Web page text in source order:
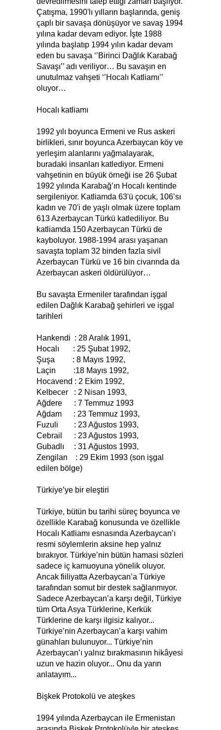
Çatışma, 1990'lı yılların başlarında, geniş
çaplı bir savaşa dönüşüyor ve savaş 1994
yılına kadar devam ediyor. İşte 1988
yılında başlatıp 1994 yılın kadar devam
eden bu savaşa ‘’Birinci Dağlık Karabağ
Savaşı’’ adı veriliyor… Bu savaşın en
unutulmaz vahşeti ‘’Hocalı Katliamı’’
oluyor…
Hocalı katliamı
1992 yılı boyunca Ermeni ve Rus askeri
birlikleri, sınır boyunca Azerbaycan köy ve
yerleşim alanlarını yağmalayarak,
buradaki insanları katlediyor. Ermeni
vahşetinin en büyük örneği ise 26 Şubat
1992 yılında Karabağ’ın Hocalı kentinde
sergileniyor. Katliamda 63'ü çocuk, 106’sı
kadın ve 70'i de yaşlı olmak üzere toplam
613 Azerbaycan Türkü katlediliyor. Bu
katliamda 150 Azerbaycan Türkü de
kayboluyor. 1988-1994 arası yaşanan
savaşta toplam 32 binden fazla sivil
Azerbaycan Türkü ve 16 bin civarında da
Azerbaycan askeri öldürülüyor…
Bu savaşta Ermeniler tarafından işgal
edilen Dağlık Karabağ şehirleri ve işgal
tarihleri
Hankendi : 28 Aralık 1991,
Hocalı : 25 Şubat 1992,
Şuşa : 8 Mayıs 1992,
Laçin :18 Mayıs 1992,
Hocavend : 2 Ekim 1992,
Kelbecer : 2 Nisan 1993,
Ağdere : 7 Temmuz 1993
Ağdam : 23 Temmuz 1993,
Fuzuli : 23 Ağustos 1993,
Cebrail : 23 Ağustos 1993,
Gubadlı : 31 Ağustos 1993,
Zengilan : 29 Ekim 1993 (son işgal
edilen bölge)
Türkiye’ye bir eleştiri
Türkiye, bütün bu tarihi süreç boyunca ve
özellikle Karabağ konusunda ve özellikle
Hocalı Katliamı esnasında Azerbaycan’ı
resmi söylemlerin aksine hep yalnız
bırakıyor. Türkiye’nin bütün hamasi sözleri
sadece iç kamuoyuna yönelik oluyor.
Ancak fiiliyatta Azerbaycan’a Türkiye
tarafından somut bir destek sağlanmıyor.
Sadece Azerbaycan’a karşı değil, Türkiye
tüm Orta Asya Türklerine, Kerkük
Türklerine de karşı ilgisiz kalıyor...
Türkiye’nin Azerbaycan’a karşı vahim
günahları bulunuyor... Türkiye’nin
Azerbaycan’ı yalnız bırakmasının hikâyesi
uzun ve hazin oluyor... Onu da yarın
anlatayım...
Bişkek Protokolü ve ateşkes
1994 yılında Azerbaycan ile Ermenistan